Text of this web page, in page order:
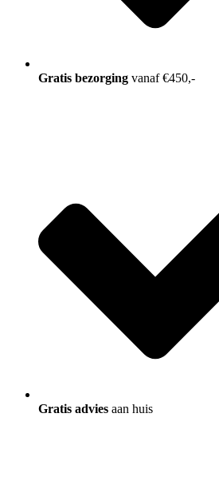
Gratis bezorging vanaf €450,-
Gratis advies aan huis